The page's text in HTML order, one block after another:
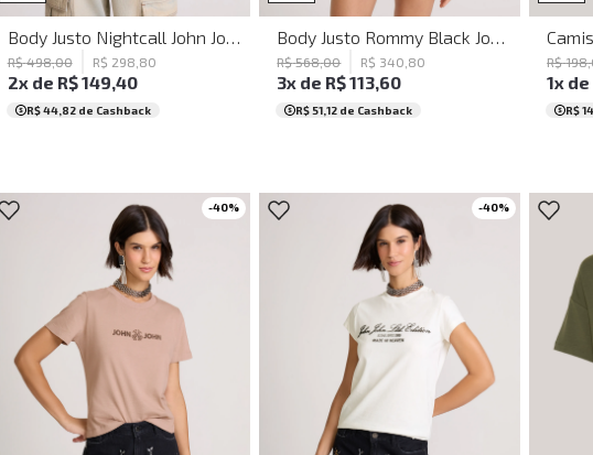
R$ 498,00 R$ 298 80
2x de R$149,40
R$ 44,82de Cashback
R$ 568,00 R$ 340 80
3x de R$113,60
R$ 51,12 de Cashback
R$ 198,
1x de
R$
-40% -40%